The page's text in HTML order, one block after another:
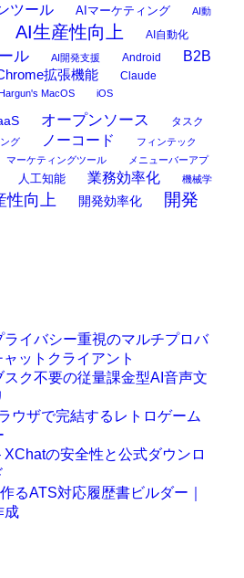
ツール AIマーケティング AI動
AI生産性向上 AI自動化
ル AI開発支援 Android
B2B
拡張機能 Claude
MacOS iOS
オープンソース
タスク
グ ノーコード フィンテック
マーケティングツール
メニューバーアプ
人工知能 業務効率化 機械学
性向上 開発効率化
開発
ライバシー重視のマルチプロバ
ットクライアント
スク不要の従量課金型AI音声文
ウザで完結するレトロゲーム
の安全性と公式ダウンロ
るATS対応履歴書ビルダー｜
成